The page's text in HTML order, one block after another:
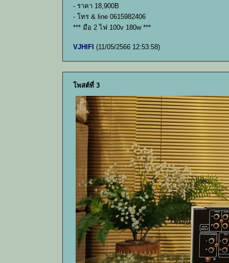
- ราคา 18,900B
- โทร & line 0615982406
*** มือ 2 ไฟ 100v 180w ***
VJHIFI (11/05/2566 12:53:58)
โพสต์ที่ 3